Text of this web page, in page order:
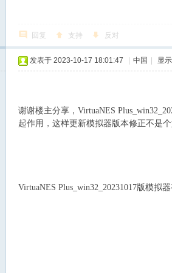
回复 支持 反对
发表于 2023-10-17 18:01:47 中国 显
谢谢楼主分享，VirtuaNES
起作用 ，这样更新模拟器版本修正不是
VirtuaNES Plus_win32_20231017版模